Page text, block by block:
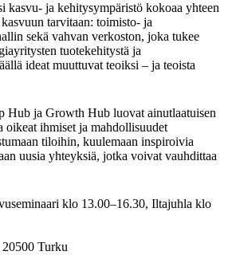
kasvu- ja kehitysympäristö kokoaa yhteen
tarvitaan: toimisto- ja
sekä vahvan verkoston, joka tukee
tuotekehitystä ja
ideat muuttuvat teoiksi – ja teoista
Hub ja Growth Hub luovat ainutlaatuisen
oikeat ihmiset ja mahdollisuudet
tiloihin, kuulemaan inspiroivia
uusia yhteyksiä, jotka voivat vauhdittaa
klo 13.00–16.30, Iltajuhla klo
Turku